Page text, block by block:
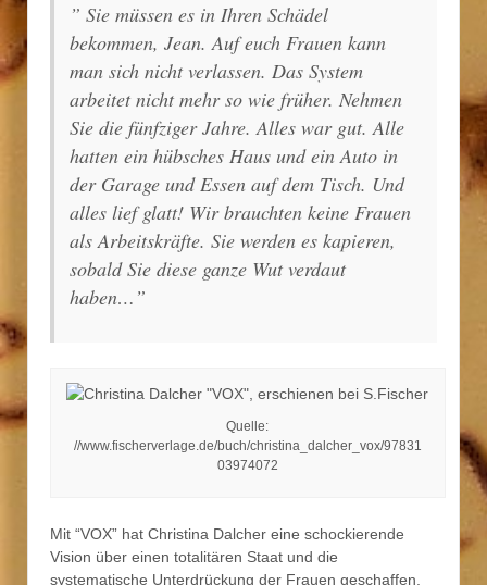
” Sie müssen es in Ihren Schädel
bekommen, Jean. Auf euch Frauen kann
man sich nicht verlassen. Das System
arbeitet nicht mehr so wie früher. Nehmen
Sie die fünfziger Jahre. Alles war gut. Alle
hatten ein hübsches Haus und ein Auto in
der Garage und Essen auf dem Tisch. Und
alles lief glatt! Wir brauchten keine Frauen
als Arbeitskräfte. Sie werden es kapieren,
sobald Sie diese ganze Wut verdaut
haben…”
Quelle:
//www.fischerverlage.de/buch/christina_dalcher_vox/97831
03974072
Mit “VOX” hat Christina Dalcher eine schockierende
Vision über einen totalitären Staat und die
systematische Unterdrückung der Frauen geschaffen.